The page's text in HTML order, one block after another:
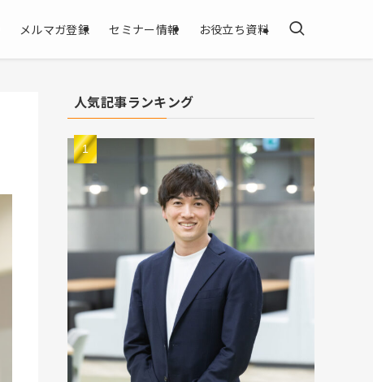
メルマガ登録 セミナー情報 お役立ち資料
人気記事ランキング